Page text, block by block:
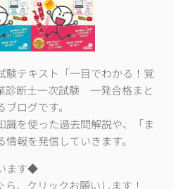
験テキスト「一目でわかる！覚
診断士一次試験 一発合格まと
ログです。
識を使った過去問解説や、「ま
情報を発信していきます。
ます◆
ら、クリックお願いします！